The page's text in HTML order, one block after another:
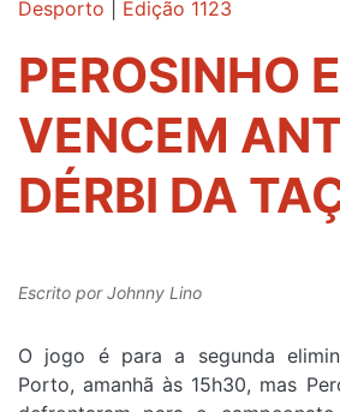
Desporto Edição 1123
PEROSINHO
VENCEM
DÉRBI DA
Escrito porJohnny Lino
O jogo é para a segunda
Porto, amanhã às 15h30, mas